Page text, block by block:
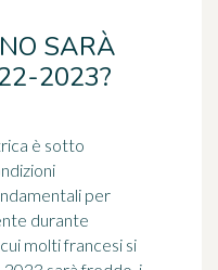
SARÀ
2023?
è sotto
per
durante
molti francesi si